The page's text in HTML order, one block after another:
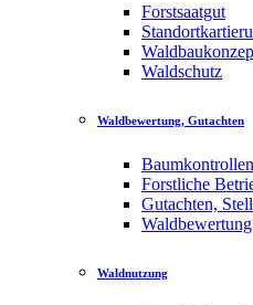
Forstsaatgut
Waldschutz
Waldbewertung, Gutachten
Baumkontrollen
Forstliche
Gutachten,
Waldbewertung
Waldnutzung